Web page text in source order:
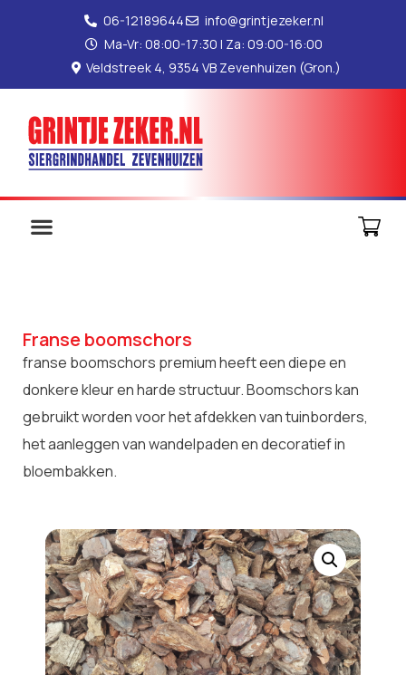
06-12189644
info@grintjezeker.nl
Ma-Vr: 08:00-17:30 | Za: 09:00-16:00
Veldstreek 4, 9354 VB Zevenhuizen (Gron.)
Franse boomschors
franse boomschors premium heeft een diepe en
donkere kleur en harde structuur. Boomschors kan
gebruikt worden voor het afdekken van tuinborders,
het aanleggen van wandelpaden en decoratief in
bloembakken.